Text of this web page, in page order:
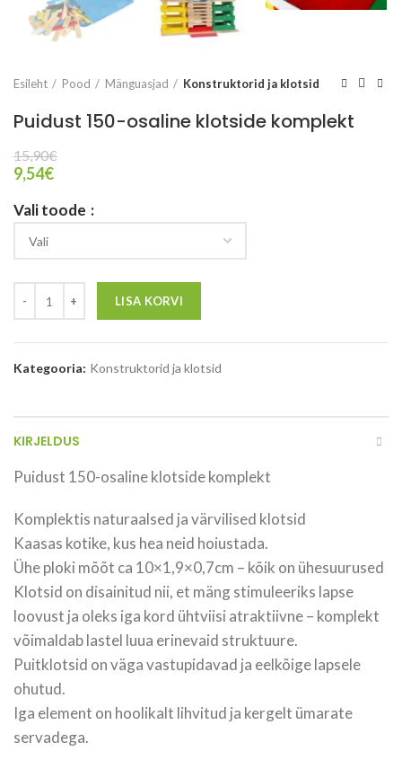
Esileht Pood Mänguasjad Konstruktorid ja klotsid
Puidust 150-osaline klotside komplekt
15,90€
9,54€
Vali toode
LISA KORVI
Kategooria: Konstruktorid ja klotsid
KIRJELDUS
Puidust 150-osaline klotside komplekt
Komplektis naturaalsed ja värvilised klotsid
Kaasas kotike, kus hea neid hoiustada.
Ühe ploki mõõt ca 10×1,9×0,7cm – kõik on ühesuurused
Klotsid on disainitud nii, et mäng stimuleeriks lapse
loovust ja oleks iga kord ühtviisi atraktiivne – komplekt
võimaldab lastel luua erinevaid struktuure.
Puitklotsid on väga vastupidavad ja eelkõige lapsele
ohutud.
Iga element on hoolikalt lihvitud ja kergelt ümarate
servadega.